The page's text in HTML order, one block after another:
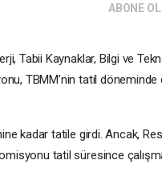
ABONE OL
Tabii Kaynaklar, Bilgi ve
TBMM’nin tatil döneminde
kadar tatile girdi. Ancak,
tatil süresince